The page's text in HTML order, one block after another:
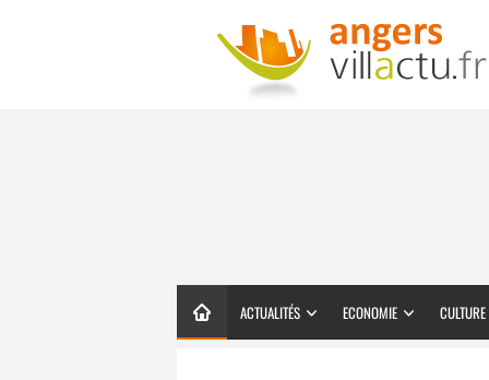
ACTUALITÉS ECONOMIE CULTURE